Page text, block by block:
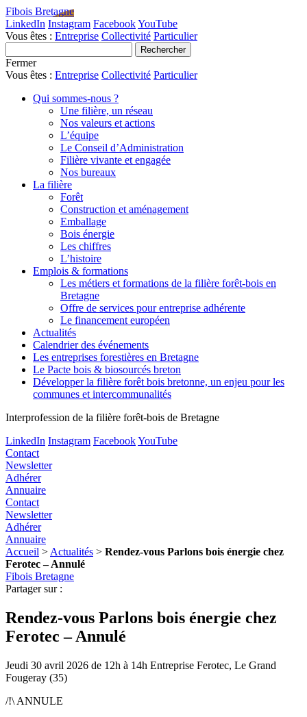
Fibois Bretagne
LinkedIn Instagram FacebookYouTube
Vous êtes : Entreprise Collectivité Particulier
Fermer
Vous êtes : Entreprise Collectivité Particulier
Qui sommes-nous ?
Une filière, un réseau
Nos valeurs et actions
L’équipe
Le Conseil d’Administration
Filière vivante et engagée
Nos bureaux
La filière
Forêt
Construction et aménagement
Emballage
Bois énergie
Les chiffres
L’histoire
Emplois & formations
Les métiers et formations de la filière forêt-bois en
Bretagne
Offre de services pour entreprise adhérente
Le financement européen
Actualités
Calendrier des événements
Les entreprises forestières en Bretagne
Le Pacte bois & biosourcés breton
Développer la filière forêt bois bretonne, un enjeu pour les
communes et intercommunalités
Interprofession de la filière forêt-bois de Bretagne
LinkedIn Instagram FacebookYouTube
Contact
Newsletter
Adhérer
Annuaire
Contact
Newsletter
Adhérer
Annuaire
Accueil > Actualités > Rendez-vous Parlons bois énergie chez
Ferotec – Annulé
Fibois Bretagne
Partager sur :
Rendez-vous Parlons bois énergie chez
Ferotec – Annulé
Jeudi 30 avril 2026 de 12h à 14h Entreprise Ferotec, Le Grand
Fougeray (35)
/!\ ANNULE